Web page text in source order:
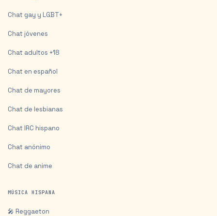
Chat gay y LGBT+
Chat jóvenes
Chat adultos +18
Chat en español
Chat de mayores
Chat de lesbianas
Chat IRC hispano
Chat anónimo
Chat de anime
MÚSICA HISPANA
🎤 Reggaeton